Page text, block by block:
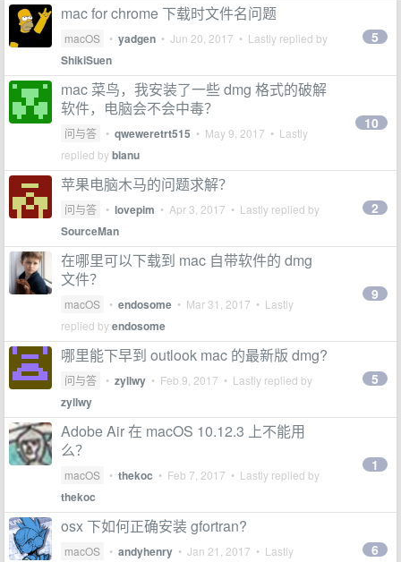
mac for chrome 下载时文件名问题
macOS • yadgen • Jun 20, 2017 • Lastly replied by
ShikiSuen
5
mac 菜鸟，我安装了一些 dmg 格式的破解
软件，电脑会不会中毒？
问与答 • qweweretrt515 • May 9, 2017 • Lastly
replied byblanu
10
苹果电脑木马的问题求解？
问与答 • lovepim • Apr 3, 2017 • Lastly replied by
SourceMan
2
在哪里可以下载到 mac 自带软件的 dmg
文件？
macOS • endosome • Mar 31, 2017 • Lastly
replied byendosome
9
哪里能下早到 outlook mac 的最新版 dmg?
问与答 • zyllwy • Feb 9, 2017 • Lastly replied by
zyllwy
5
Adobe Air 在 macOS 10.12.3 上不能用
么？
macOS • thekoc • Feb 7, 2017 • Lastly replied by
thekoc
1
osx 下如何正确安装 gfortran?
macOS • andyhenry • Jan 21, 2017 • Lastly
6